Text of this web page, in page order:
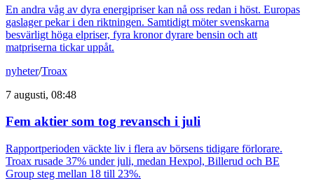
En andra våg av dyra energipriser kan nå oss redan i höst. Europas
gaslager pekar i den riktningen. Samtidigt möter svenskarna
besvärligt höga elpriser, fyra kronor dyrare bensin och att
matpriserna tickar uppåt.
nyheter/Troax
7 augusti, 08:48
Fem aktier som tog revansch i juli
Rapportperioden väckte liv i flera av börsens tidigare förlorare.
Troax rusade 37% under juli, medan Hexpol, Billerud och BE
Group steg mellan 18 till 23%.